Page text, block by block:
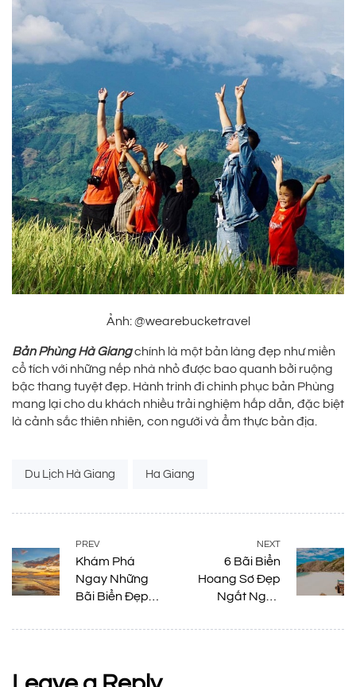
Ảnh: @wearebucketravel
Bản Phùng Hà Giangchính là một bản làng đẹp như miền
cổ tích với những nếp nhà nhỏ được bao quanh bởi ruộng
bậc thang tuyệt đẹp. Hành trình đi chinh phục bản Phùng
mang lại cho du khách nhiều trải nghiệm hấp dẫn, đặc biệt
là cảnh sắc thiên nhiên, con người và ẩm thực bản địa.
Tags:
Du Lịch Hà Giang Ha Giang
PREV
Khám Phá
Ngay Những
Bãi Biển Đẹp
Thanh Hóa
NEXT
6 Bãi Biển
Hoang Sơ Đẹp
Ngất Ngây
Qua Khi Đến